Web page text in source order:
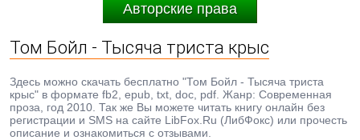
Авторские права
Том Бойл - Тысяча триста крыс
Здесь можно скачать бесплатно "Том Бойл - Тысяча триста
крыс" в формате fb2, epub, txt, doc, pdf. Жанр: Современная
проза, год 2010. Так же Вы можете читать книгу онлайн без
регистрации и SMS на сайте LibFox.Ru (ЛибФокс) или прочесть
описание и ознакомиться с отзывами.